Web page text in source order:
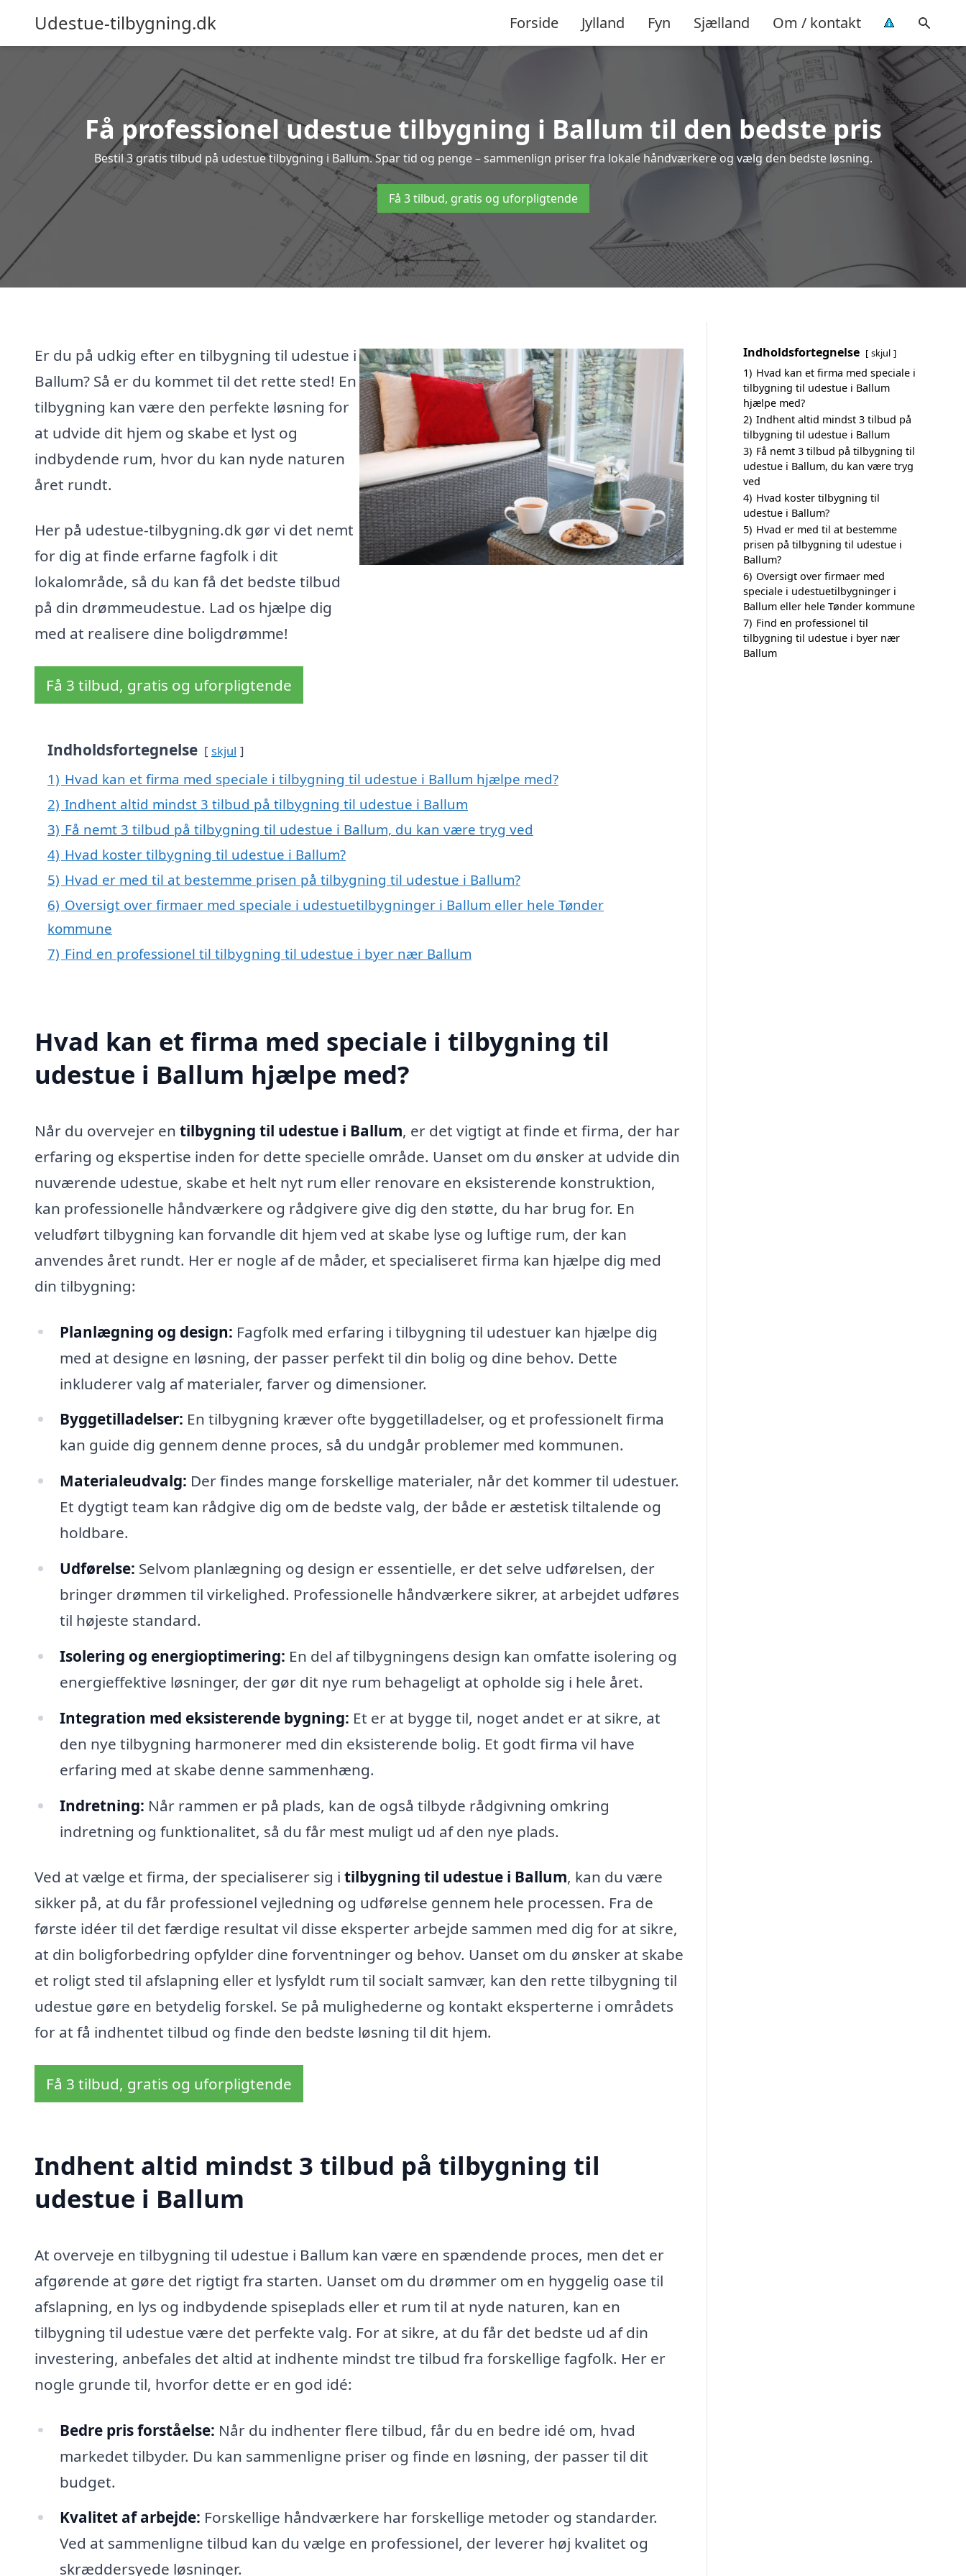
Udestue-tilbygning.dk Forside Jylland Fyn Sjælland Om / kontakt
Få professionel udestue tilbygning i Ballum til den bedste pris
Bestil 3 gratis tilbud på udestue tilbygning i Ballum. Spar tid og penge – sammenlign priser fra lokale håndværkere og vælg den bedste løsning.
Få 3 tilbud, gratis og uforpligtende
Er du på udkig efter en tilbygning til udestue i
Ballum? Så er du kommet til det rette sted! En
tilbygning kan være den perfekte løsning for
at udvide dit hjem og skabe et lyst og
indbydende rum, hvor du kan nyde naturen
året rundt.
Her på udestue-tilbygning.dk gør vi det nemt
for dig at finde erfarne fagfolk i dit
lokalområde, så du kan få det bedste tilbud
på din drømmeudestue. Lad os hjælpe dig
med at realisere dine boligdrømme!
Få 3 tilbud, gratis og uforpligtende
Indholdsfortegnelse skjul
1) Hvad kan et firma med speciale i tilbygning til udestue i Ballum hjælpe med?
2) Indhent altid mindst 3 tilbud på tilbygning til udestue i Ballum
3) Få nemt 3 tilbud på tilbygning til udestue i Ballum, du kan være tryg ved
4) Hvad koster tilbygning til udestue i Ballum?
5) Hvad er med til at bestemme prisen på tilbygning til udestue i Ballum?
6) Oversigt over firmaer med speciale i udestuetilbygninger i Ballum eller hele Tønder
kommune
7) Find en professionel til tilbygning til udestue i byer nær Ballum
Hvad kan et firma med speciale i tilbygning til
udestue i Ballum hjælpe med?
Når du overvejer en tilbygning til udestue i Ballum, er det vigtigt at finde et firma, der har
erfaring og ekspertise inden for dette specielle område. Uanset om du ønsker at udvide din
nuværende udestue, skabe et helt nyt rum eller renovare en eksisterende konstruktion,
kan professionelle håndværkere og rådgivere give dig den støtte, du har brug for. En
veludført tilbygning kan forvandle dit hjem ved at skabe lyse og luftige rum, der kan
anvendes året rundt. Her er nogle af de måder, et specialiseret firma kan hjælpe dig med
din tilbygning:
Planlægning og design: Fagfolk med erfaring i tilbygning til udestuer kan hjælpe dig
med at designe en løsning, der passer perfekt til din bolig og dine behov. Dette
inkluderer valg af materialer, farver og dimensioner.
Byggetilladelser: En tilbygning kræver ofte byggetilladelser, og et professionelt firma
kan guide dig gennem denne proces, så du undgår problemer med kommunen.
Materialeudvalg: Der findes mange forskellige materialer, når det kommer til udestuer.
Et dygtigt team kan rådgive dig om de bedste valg, der både er æstetisk tiltalende og
holdbare.
Udførelse: Selvom planlægning og design er essentielle, er det selve udførelsen, der
bringer drømmen til virkelighed. Professionelle håndværkere sikrer, at arbejdet udføres
til højeste standard.
Isolering og energioptimering: En del af tilbygningens design kan omfatte isolering og
energieffektive løsninger, der gør dit nye rum behageligt at opholde sig i hele året.
Integration med eksisterende bygning: Et er at bygge til, noget andet er at sikre, at
den nye tilbygning harmonerer med din eksisterende bolig. Et godt firma vil have
erfaring med at skabe denne sammenhæng.
Indretning: Når rammen er på plads, kan de også tilbyde rådgivning omkring
indretning og funktionalitet, så du får mest muligt ud af den nye plads.
Ved at vælge et firma, der specialiserer sig i tilbygning til udestue i Ballum, kan du være
sikker på, at du får professionel vejledning og udførelse gennem hele processen. Fra de
første idéer til det færdige resultat vil disse eksperter arbejde sammen med dig for at sikre,
at din boligforbedring opfylder dine forventninger og behov. Uanset om du ønsker at skabe
et roligt sted til afslapning eller et lysfyldt rum til socialt samvær, kan den rette tilbygning til
udestue gøre en betydelig forskel. Se på mulighederne og kontakt eksperterne i områdets
for at få indhentet tilbud og finde den bedste løsning til dit hjem.
Få 3 tilbud, gratis og uforpligtende
Indhent altid mindst 3 tilbud på tilbygning til
udestue i Ballum
At overveje en tilbygning til udestue i Ballum kan være en spændende proces, men det er
afgørende at gøre det rigtigt fra starten. Uanset om du drømmer om en hyggelig oase til
afslapning, en lys og indbydende spiseplads eller et rum til at nyde naturen, kan en
tilbygning til udestue være det perfekte valg. For at sikre, at du får det bedste ud af din
investering, anbefales det altid at indhente mindst tre tilbud fra forskellige fagfolk. Her er
nogle grunde til, hvorfor dette er en god idé:
Bedre pris forståelse: Når du indhenter flere tilbud, får du en bedre idé om, hvad
markedet tilbyder. Du kan sammenligne priser og finde en løsning, der passer til dit
budget.
Kvalitet af arbejde: Forskellige håndværkere har forskellige metoder og standarder.
Ved at sammenligne tilbud kan du vælge en professionel, der leverer høj kvalitet og
skræddersyede løsninger.
Indholdsfortegnelse skjul
1) Hvad kan et firma med speciale i
tilbygning til udestue i Ballum
hjælpe med?
2) Indhent altid mindst 3 tilbud på
tilbygning til udestue i Ballum
3) Få nemt 3 tilbud på tilbygning til
udestue i Ballum, du kan være tryg
ved
4) Hvad koster tilbygning til
udestue i Ballum?
5) Hvad er med til at bestemme
prisen på tilbygning til udestue i
Ballum?
6) Oversigt over firmaer med
speciale i udestuetilbygninger i
Ballum eller hele Tønder kommune
7) Find en professionel til
tilbygning til udestue i byer nær
Ballum